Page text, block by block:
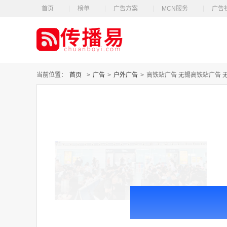
首页 榜单 广告方案 MCN服务 广告
当前位置： 首页 > 广告 > 户外广告 > 高铁站广告 无锡高铁站广告